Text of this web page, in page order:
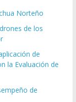
Norteño
de los
de
la Evaluación de
de